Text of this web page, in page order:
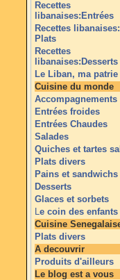
Recettes
libanaises:Entrées
Recettes libanaises:
Plats
Recettes
libanaises:Desserts
Le Liban, ma patrie
Cuisine du monde
Accompagnements
Entrées froides
Entrées Chaudes
Salades
Quiches et tartes
Plats divers
Pains et sandwichs
Desserts
Glaces et sorbets
Le coin des enfants
Cuisine
Plats divers
A decouvrir
Produits d'ailleurs
Le blog est a vous